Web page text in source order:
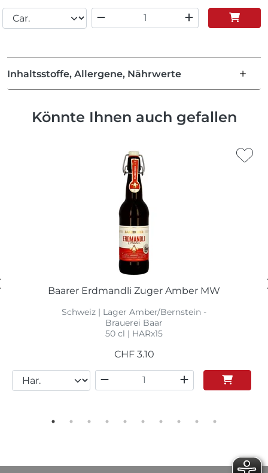
Inhaltsstoffe, Allergene, Nährwerte
Könnte Ihnen auch gefallen
Baarer Erdmandli Zuger Amber MW
Schweiz | Lager Amber/Bernstein -
Brauerei Baar
50 cl | HARx15
CHF 3.10